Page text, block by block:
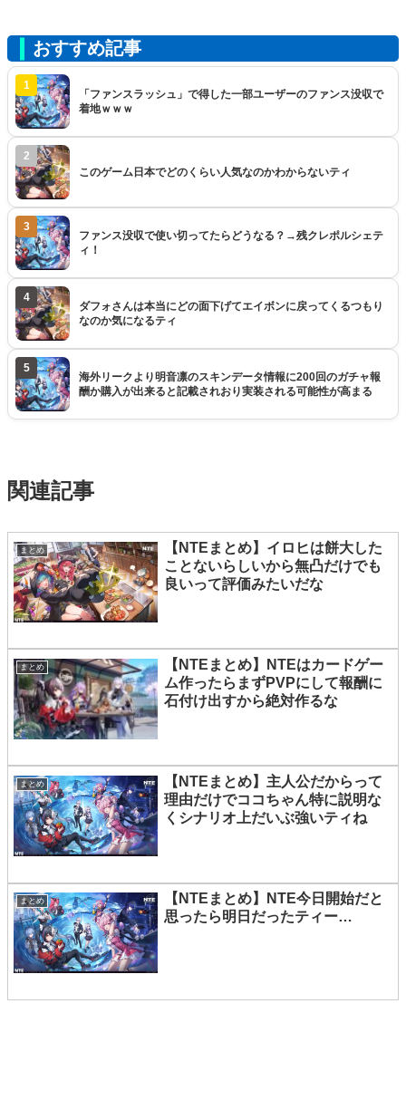
おすすめ記事
1
「ファンスラッシュ」で得した一部ユーザーのファンス没収で
着地ｗｗｗ
2
このゲーム日本でどのくらい人気なのかわからないティ
3
ファンス没収で使い切ってたらどうなる？→残クレポルシェテ
ィ！
4
ダフォさんは本当にどの面下げてエイボンに戻ってくるつもり
なのか気になるティ
5
海外リークより明音凛のスキンデータ情報に200回のガチャ報
酬か購入が出来ると記載されおり実装される可能性が高まる
関連記事
まとめ
【NTEまとめ】イロヒは餅大した
ことないらしいから無凸だけでも
良いって評価みたいだな
まとめ
【NTEまとめ】NTEはカードゲー
ム作ったらまずPVPにして報酬に
石付け出すから絶対作るな
まとめ
【NTEまとめ】主人公だからって
理由だけでココちゃん特に説明な
くシナリオ上だいぶ強いティね
まとめ
【NTEまとめ】NTE今日開始だと
思ったら明日だったティー…